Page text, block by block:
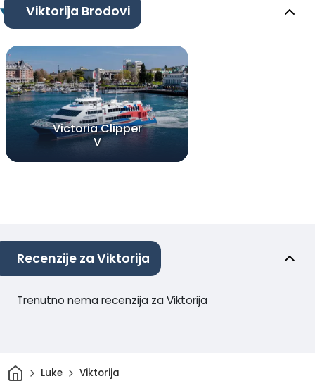
Viktorija Brodovi
Victoria Clipper
V
Recenzije za Viktorija
Trenutno nema recenzija za Viktorija
DomLuke Viktorija